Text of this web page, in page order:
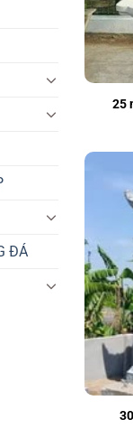
ĐÁ
25